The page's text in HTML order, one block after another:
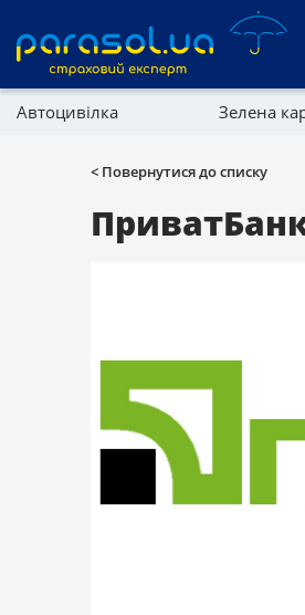
Автоцивілка Зелена
< Повернутися до списку